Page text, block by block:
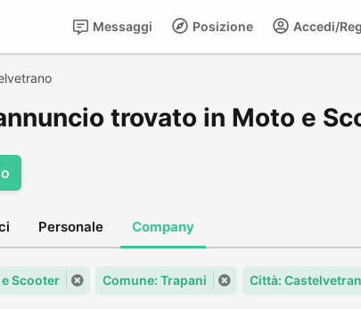
Accedi/
Posizione
Messaggi
trovato in Moto e
Personale Company
Scooter Comune: Trapani Città: